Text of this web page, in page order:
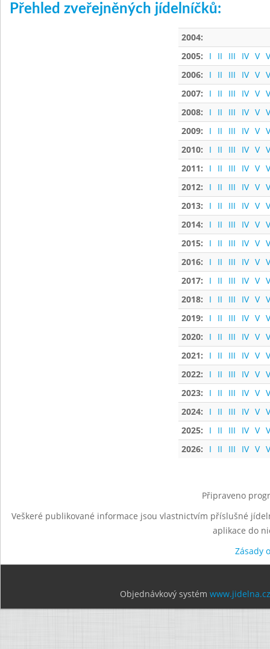
Přehled zveřejněných jídelníčků:
2004:
2005:
I II III IV V
2006:
I II III IV V
2007:
I II III IV V
2008:
I II III IV V
2009:
I II III IV V
2010:
I II III IV V
2011:
I II III IV V
2012:
I II III IV V
2013:
I II III IV V
2014:
I II III IV V
2015:
I II III IV V
2016:
I II III IV V
2017:
I II III IV V
2018:
I II III IV V
2019:
I II III IV V
2020:
I II III IV V
2021:
I II III IV V
2022:
I II III IV V
2023:
I II III IV V
2024:
I II III IV V
2025:
I II III IV V
2026:
I II III IV V
Připraveno
Veškeré publikované informace jsou vlastnictvím příslušné
aplikace do
Zásady
Objednávkový systém www.jidelna.cz